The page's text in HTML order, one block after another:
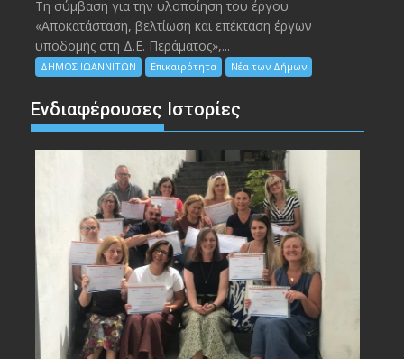
Τη σύμβαση για την υλοποίηση του έργου
«Αποκατάσταση, βελτίωση και επέκταση έργων
υποδομής στη Δ.Ε. Περάματος»,...
ΔΗΜΟΣ ΙΩΑΝΝΙΤΩΝ Επικαιρότητα Νέα των Δήμων
Ενδιαφέρουσες Ιστορίες